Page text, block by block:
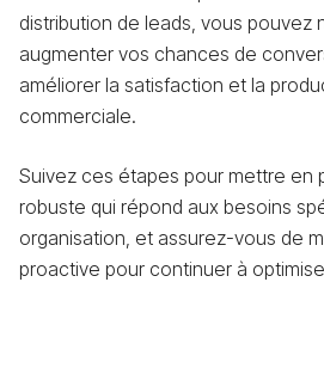
distribution de leads, vous pouvez
augmenter vos chances de
améliorer la satisfaction et la
commerciale.
Suivez ces étapes pour mettre en
robuste qui répond aux besoins
organisation, et assurez-vous de
proactive pour continuer à